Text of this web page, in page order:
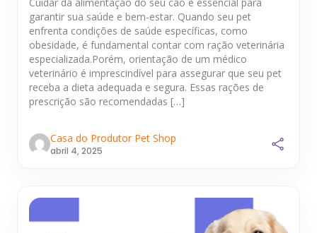
Cuidar da alimentação do seu cão é essencial para
garantir sua saúde e bem-estar. Quando seu pet
enfrenta condições de saúde específicas, como
obesidade, é fundamental contar com ração veterinária
especializada.Porém, orientação de um médico
veterinário é imprescindível para assegurar que seu pet
receba a dieta adequada e segura. Essas rações de
prescrição são recomendadas […]
Casa do Produtor Pet Shop
abril 4, 2025